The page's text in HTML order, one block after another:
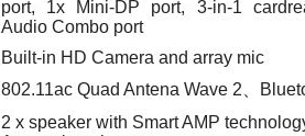
port, 1x Mini-DP port, 3-in-1
Audio Combo port
Built-in HD Camera and array mic
802.11acQuad Antena Wave 2
2 x speaker with Smart AMP